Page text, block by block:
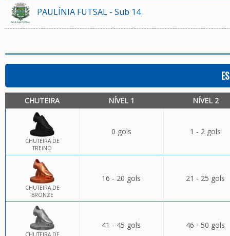
PAULÍNIA FUTSAL - Sub 14
CHUTEIRA NÍVEL 1 NÍVEL 2
CHUTEIRA DE
TREINO
0 gols 1 - 2 gols
CHUTEIRA DE
BRONZE
16 - 20 gols 21 - 25 gols
CHUTEIRA DE
41 - 45 gols 46 - 50 gols